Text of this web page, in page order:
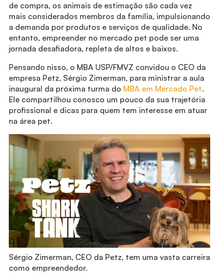
de compra, os animais de estimação são cada vez
mais considerados membros da família, impulsionando
a demanda por produtos e serviços de qualidade. No
entanto, empreender no mercado pet pode ser uma
jornada desafiadora, repleta de altos e baixos.
Pensando nisso, o MBA USP/FMVZ convidou o CEO da
empresa Petz, Sérgio Zimerman, para ministrar a aula
inaugural da próxima turma do MBA em Mercado Pet.
Ele compartilhou conosco um pouco da sua trajetória
profissional e dicas para quem tem interesse em atuar
na área pet.
Sérgio Zimerman, CEO da Petz, tem uma vasta carreira
como empreendedor.